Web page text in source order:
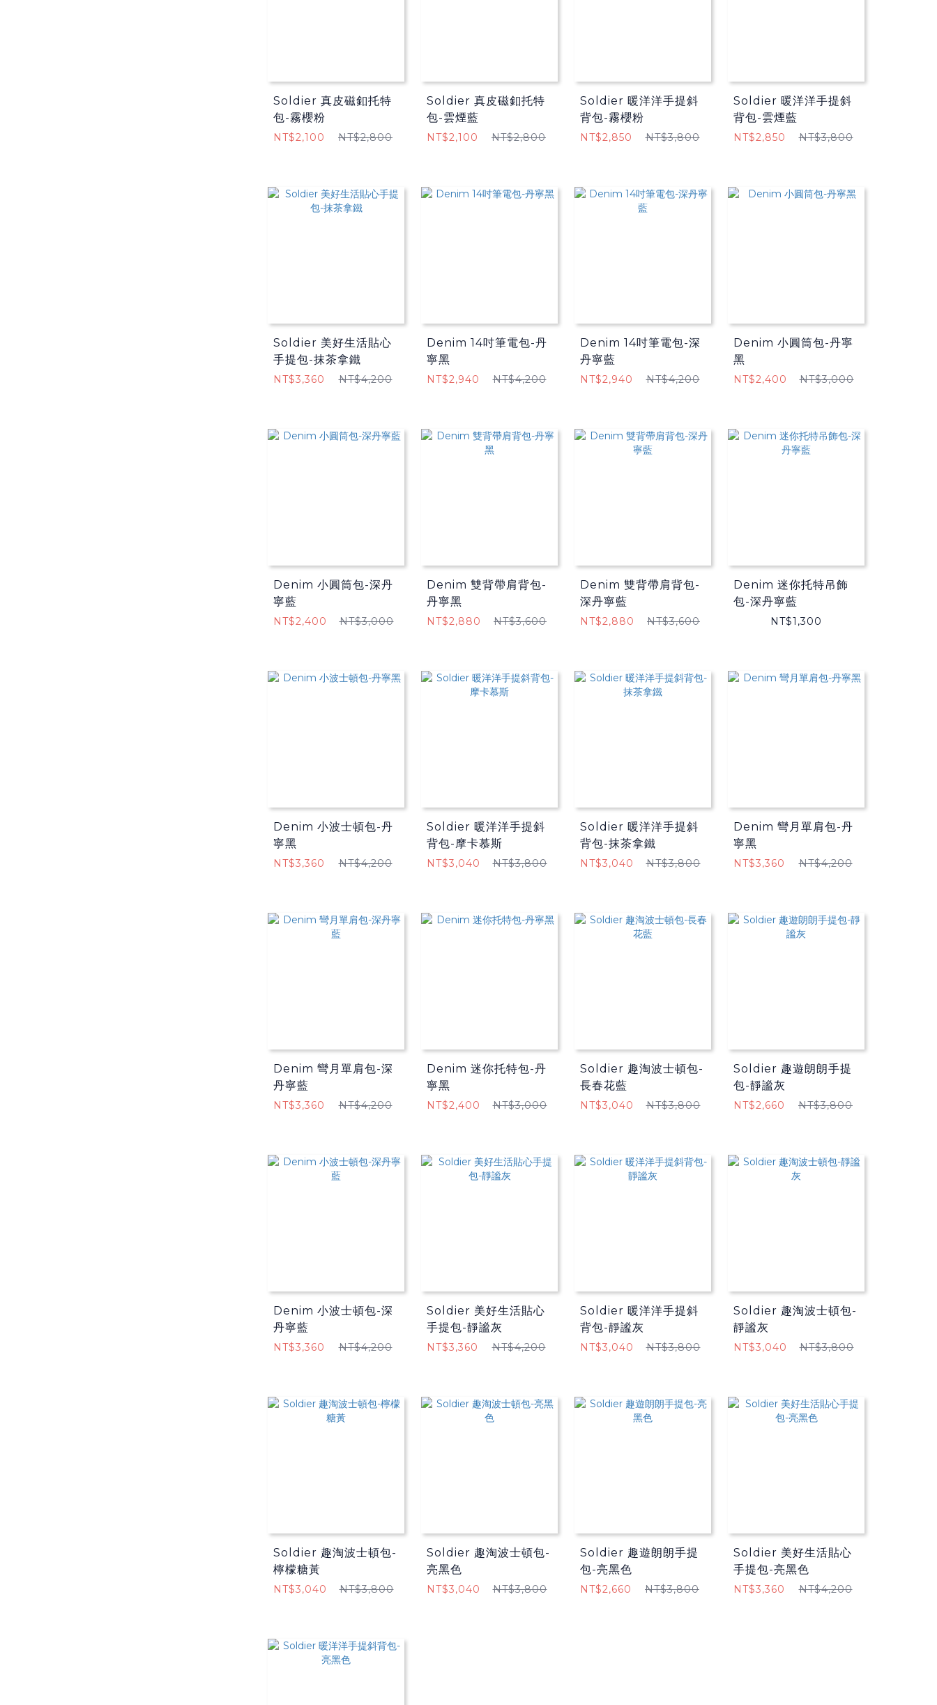
Soldier 真皮磁釦托特
包-霧櫻粉
NT$2,100 NT$2,800
Soldier 真皮磁釦托特
包-雲煙藍
NT$2,100 NT$2,800
Soldier 暖洋洋手提斜
背包-霧櫻粉
NT$2,850 NT$3,800
Soldier 暖洋洋手提斜
背包-雲煙藍
NT$2,850 NT$3,800
Soldier 美好生活貼心
手提包-抹茶拿鐵
NT$3,360 NT$4,200
Denim 14吋筆電包-丹
寧黑
NT$2,940 NT$4,200
Denim 14吋筆電包-深
丹寧藍
NT$2,940 NT$4,200
Denim 小圓筒包-丹寧
黑
NT$2,400 NT$3,000
Denim 小圓筒包-深丹
寧藍
NT$2,400 NT$3,000
Denim 雙背帶肩背包-
丹寧黑
NT$2,880 NT$3,600
Denim 雙背帶肩背包-
深丹寧藍
NT$2,880 NT$3,600
Denim 迷你托特吊飾
包-深丹寧藍
NT$1,300
Denim 小波士頓包-丹
寧黑
NT$3,360 NT$4,200
Soldier 暖洋洋手提斜
背包-摩卡慕斯
NT$3,040 NT$3,800
Soldier 暖洋洋手提斜
背包-抹茶拿鐵
NT$3,040 NT$3,800
Denim 彎月單肩包-丹
寧黑
NT$3,360 NT$4,200
Denim 彎月單肩包-深
丹寧藍
NT$3,360 NT$4,200
Denim 迷你托特包-丹
寧黑
NT$2,400 NT$3,000
Soldier 趣淘波士頓包-
長春花藍
NT$3,040 NT$3,800
Soldier 趣遊朗朗手提
包-靜謐灰
NT$2,660 NT$3,800
Denim 小波士頓包-深
丹寧藍
NT$3,360 NT$4,200
Soldier 美好生活貼心
手提包-靜謐灰
NT$3,360 NT$4,200
Soldier 暖洋洋手提斜
背包-靜謐灰
NT$3,040 NT$3,800
Soldier 趣淘波士頓包-
靜謐灰
NT$3,040 NT$3,800
Soldier 趣淘波士頓包-
檸檬糖黃
NT$3,040 NT$3,800
Soldier 趣淘波士頓包-
亮黑色
NT$3,040 NT$3,800
Soldier 趣遊朗朗手提
包-亮黑色
NT$2,660 NT$3,800
Soldier 美好生活貼心
手提包-亮黑色
NT$3,360 NT$4,200